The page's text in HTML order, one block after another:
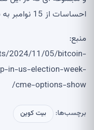
احساسات از 15 نوامبر به بعد قطعا صعودی است.
منبع:
2024/11/05/bitcoin-
in-us-election-week-
cme-options-show/
برچسب‌ها: بیت کوین